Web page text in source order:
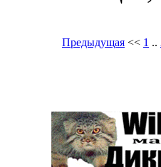
Предыдущая << 1 ..